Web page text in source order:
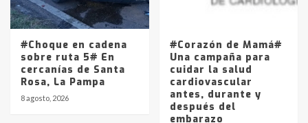
#Choque en cadena
sobre ruta 5# En
cercanías de Santa
Rosa, La Pampa
8 agosto, 2026
#Corazón de Mamá#
Una campaña para
cuidar la salud
cardiovascular
antes, durante y
después del
embarazo